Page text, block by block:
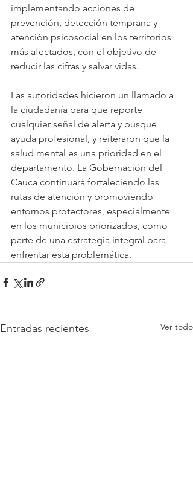
implementando acciones de
prevención, detección temprana y
atención psicosocial en los territorios
más afectados, con el objetivo de
reducir las cifras y salvar vidas.
Las autoridades hicieron un llamado a
la ciudadanía para que reporte
cualquier señal de alerta y busque
ayuda profesional, y reiteraron que la
salud mental es una prioridad en el
departamento. La Gobernación del
Cauca continuará fortaleciendo las
rutas de atención y promoviendo
entornos protectores, especialmente
en los municipios priorizados, como
parte de una estrategia integral para
enfrentar esta problemática.
Entradas recientes Ver todo